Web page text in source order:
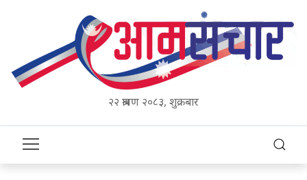
२२ श्रावण २०८३, शुक्रबार